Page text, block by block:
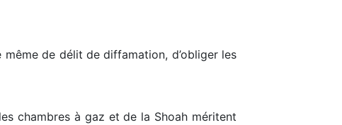
de délit de diffamation, d’obliger les
chambres à gaz et de la Shoah méritent